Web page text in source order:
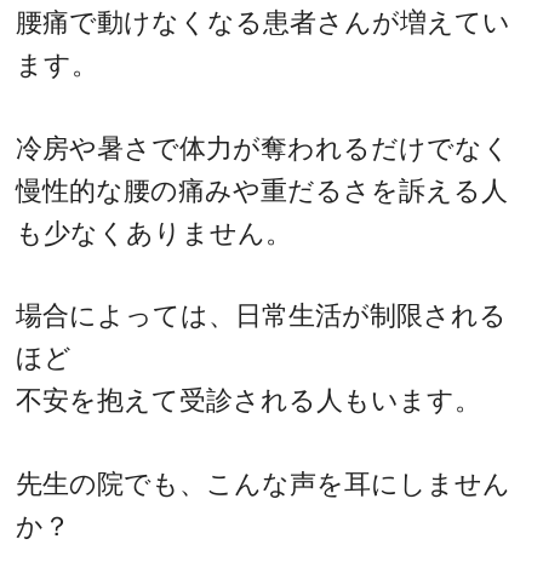
腰痛で動けなくなる患者さんが増えてい
ます。
冷房や暑さで体力が奪われるだけでなく
慢性的な腰の痛みや重だるさを訴える人
も少なくありません。
場合によっては、日常生活が制限される
ほど
不安を抱えて受診される人もいます。
先生の院でも、こんな声を耳にしません
か？